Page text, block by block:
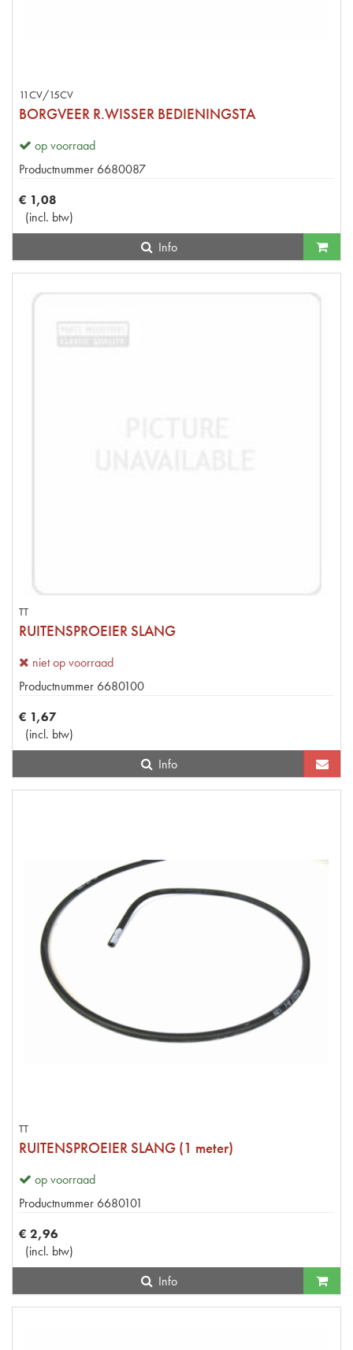
11CV/15CV
BORGVEER R.WISSER BEDIENINGSTA
op voorraad
Productnummer 6680087
€ 1,08
(incl. btw)
Info
TT
RUITENSPROEIER SLANG
niet op voorraad
Productnummer 6680100
€ 1,67
(incl. btw)
Info
TT
RUITENSPROEIER SLANG (1 meter)
op voorraad
Productnummer 6680101
€ 2,96
(incl. btw)
Info